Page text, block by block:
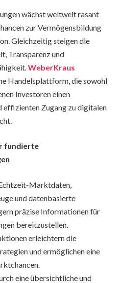
wächst weltweit rasant
zur Vermögensbildung
Gleichzeitig steigen die
Transparenz und
WeberKraus
Handelsplattform, die sowohl
Investoren einen
effizienten Zugang zu digitalen
fundierte
Marktdaten,
und datenbasierte
präzise Informationen für
bereitzustellen.
erleichtern die
und ermöglichen eine
eine übersichtliche und